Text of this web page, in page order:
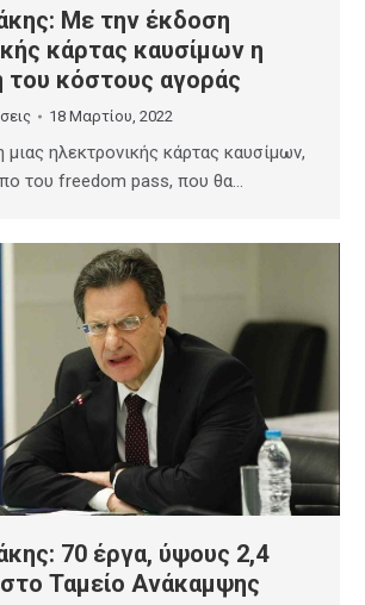
Με την έκδοση
κάρτας καυσίμων η
του κόστους αγοράς
18 Μαρτίου, 2022
ηλεκτρονικής κάρτας καυσίμων,
του freedom pass, που θα…
70 έργα, ύψους 2,4
Ταμείο Ανάκαμψης